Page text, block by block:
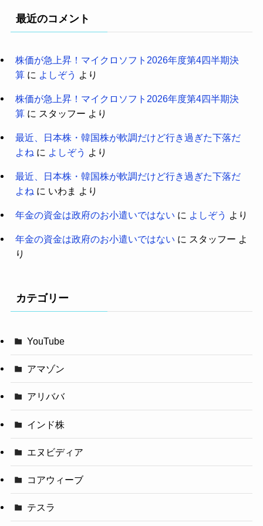
最近のコメント
株価が急上昇！マイクロソフト2026年度第4四半期決
算に よしぞう より
株価が急上昇！マイクロソフト2026年度第4四半期決
算に スタッフー より
最近、日本株・韓国株が軟調だけど行き過ぎた下落だ
よね に よしぞう より
最近、日本株・韓国株が軟調だけど行き過ぎた下落だ
よね に いわま より
年金の資金は政府のお小遣いではない に よしぞう より
年金の資金は政府のお小遣いではない に スタッフー よ
り
カテゴリー
YouTube
アマゾン
アリババ
インド株
エヌビディア
コアウィーブ
テスラ